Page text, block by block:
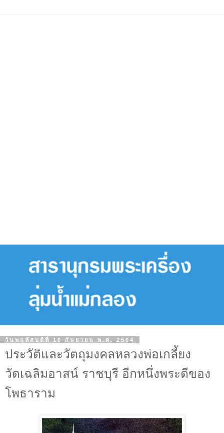
วันพฤหัสบดีที่ 16 กันยายน พ.ศ. 2564
ประวัติและวัตถุมงคลหลวงพ่อเกลี้ยง
วัดเฉลิมอาสน์ ราชบุรี อีกหนึ่งพระดีของ
โพธาราม